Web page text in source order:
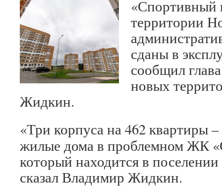
«Спортивный
территории
сданы в
сообщил
новых
Жидкин.
«Три корпуса на 462 квартиры
жилые дома в проблемном ЖК
который находится в
сказал Владимир Жидкин.